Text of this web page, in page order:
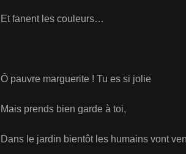
Et fanent les couleurs…
Ô pauvre marguerite ! Tu es si jolie
Mais prends bien garde à toi,
Dans le jardin bientôt les humains vont